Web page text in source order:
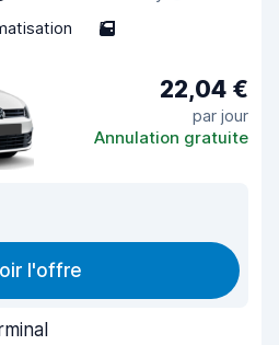
5
22,04 €
par jour
Annulation gratuite
l'offre